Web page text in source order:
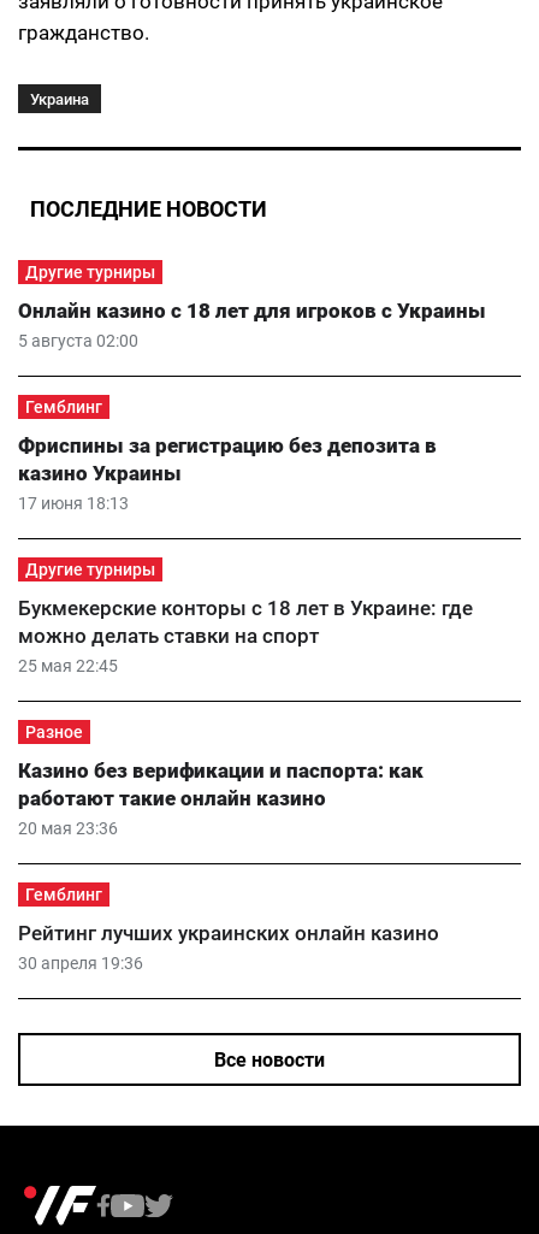
гражданство.
Украина
ПОСЛЕДНИЕ НОВОСТИ
Другие турниры
5 августа 02:00
Онлайн казино с 18 лет для игроков с Украины
Гемблинг
17 июня 18:13
Фриспины за регистрацию без депозита в
казино Украины
Другие турниры
25 мая 22:45
Букмекерские конторы с 18 лет в Украине: где
можно делать ставки на спорт
Разное
20 мая 23:36
Казино без верификации и паспорта: как
работают такие онлайн казино
Гемблинг
30 апреля 19:36
Рейтинг лучших украинских онлайн казино
Все новости